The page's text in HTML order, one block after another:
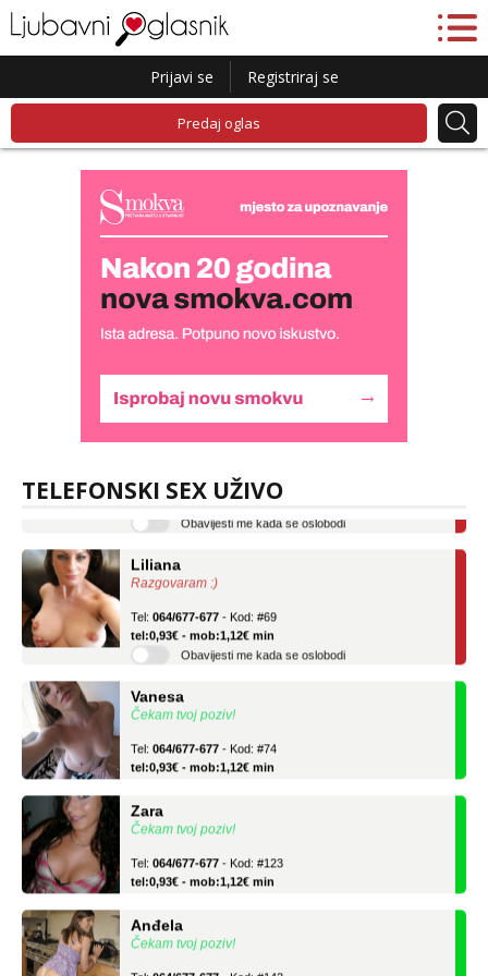
Prijavi se Registriraj se
Predaj oglas
TELEFONSKI SEX UŽIVO
tel:0,93€ - mob:1,12€ min
Razgovaram :)
tel:0,93€ - mob:1,12€ min
Obavijesti me kada se oslobodi
Čekam tvoj poziv!
tel:0,93€ - mob:1,12€ min
Čekam tvoj poziv!
tel:0,93€ - mob:1,12€ min
Čekam tvoj poziv!